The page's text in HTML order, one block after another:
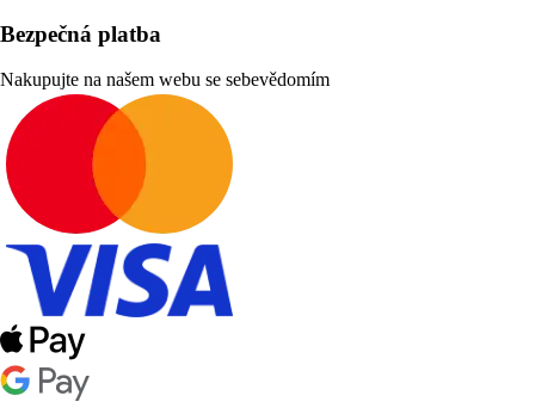
Bezpečná platba
Nakupujte na našem webu se sebevědomím